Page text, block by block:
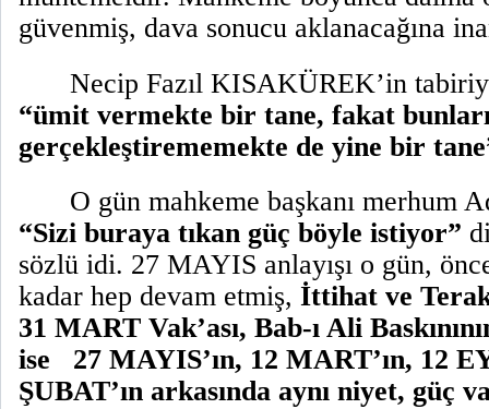
güvenmiş, dava sonucu aklanacağına
Necip Fazıl KISAKÜREK’in
“ümit vermekte bir tane, fakat
gerçekleştirememekte de yine bir
O gün mahkeme başkanı merhum
“Sizi buraya tıkan güç böyle istiyor”
sözlü idi. 27 MAYIS anlayışı o gün,
kadar hep devam etmiş, İttihat ve
31 MART Vak’ası, Bab-ı Ali
ise
27 MAYIS’ın, 12 MART’ın, 12
ŞUBAT’ın arkasında aynı niyet, güç